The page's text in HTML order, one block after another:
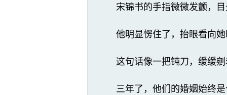
宋锦书的手指微微发颤，
他明显愣住了，抬眼看向
这句话像一把钝刀，缓缓
三年了，他们的婚姻始终